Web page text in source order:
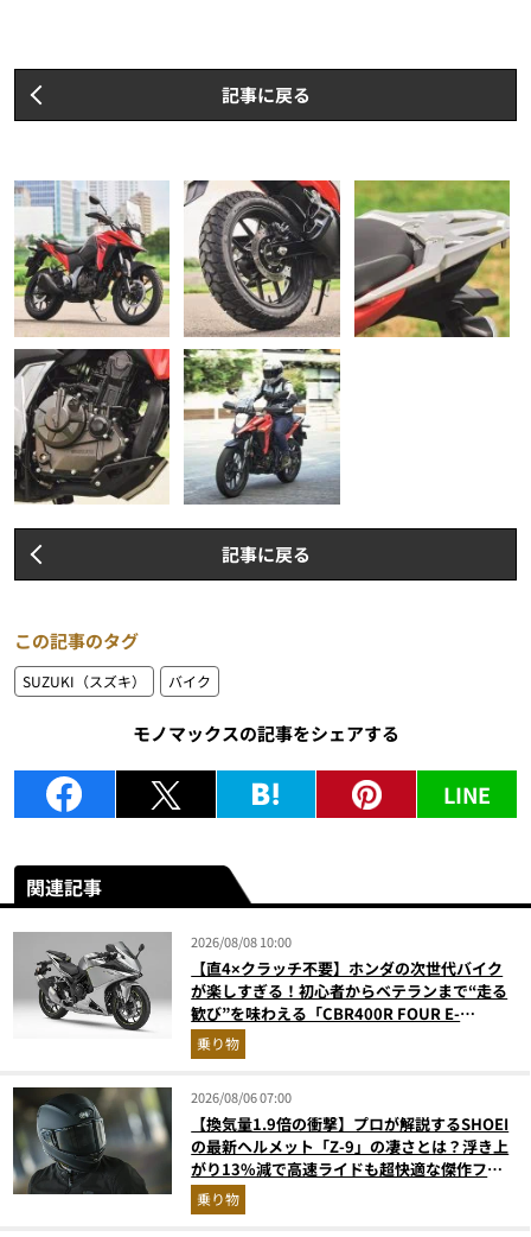
記事に戻る
記事に戻る
この記事のタグ
SUZUKI（スズキ） バイク
モノマックスの記事をシェアする
LINE
関連記事
2026/08/08 10:00
【直4×クラッチ不要】ホンダの次世代バイク
が楽しすぎる！初心者からベテランまで“走る
歓び”を味わえる「CBR400R FOUR E-
Clutch」を徹底解説
乗り物
2026/08/06 07:00
【換気量1.9倍の衝撃】プロが解説するSHOEI
の最新ヘルメット「Z-9」の凄さとは？浮き上
がり13%減で高速ライドも超快適な傑作フル
フェイス
乗り物